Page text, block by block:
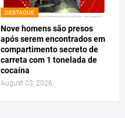
DESTAQUE
Nove homens são presos
após serem encontrados em
compartimento secreto de
carreta com 1 tonelada de
cocaína
August 03, 2026